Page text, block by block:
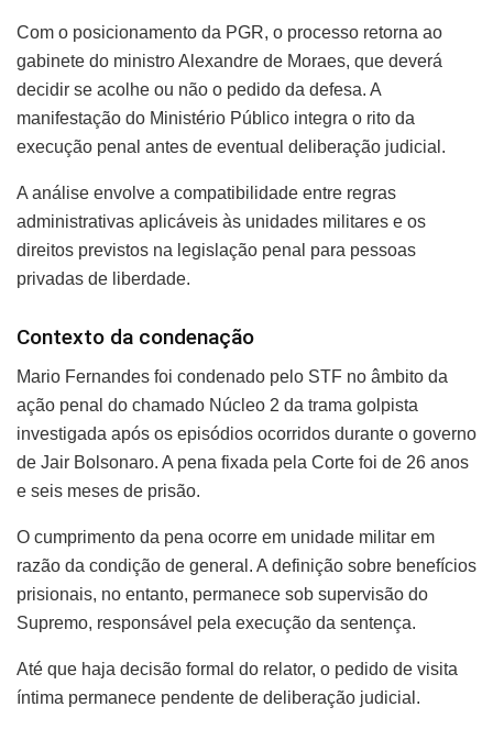
Com o posicionamento da PGR, o processo retorna ao
gabinete do ministro Alexandre de Moraes, que deverá
decidir se acolhe ou não o pedido da defesa. A
manifestação do Ministério Público integra o rito da
execução penal antes de eventual deliberação judicial.
A análise envolve a compatibilidade entre regras
administrativas aplicáveis às unidades militares e os
direitos previstos na legislação penal para pessoas
privadas de liberdade.
Contexto da condenação
Mario Fernandes foi condenado pelo STF no âmbito da
ação penal do chamado Núcleo 2 da trama golpista
investigada após os episódios ocorridos durante o governo
de Jair Bolsonaro. A pena fixada pela Corte foi de 26 anos
e seis meses de prisão.
O cumprimento da pena ocorre em unidade militar em
razão da condição de general. A definição sobre benefícios
prisionais, no entanto, permanece sob supervisão do
Supremo, responsável pela execução da sentença.
Até que haja decisão formal do relator, o pedido de visita
íntima permanece pendente de deliberação judicial.